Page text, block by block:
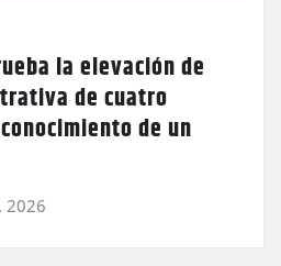
la elevación de
de cuatro
de un
2026